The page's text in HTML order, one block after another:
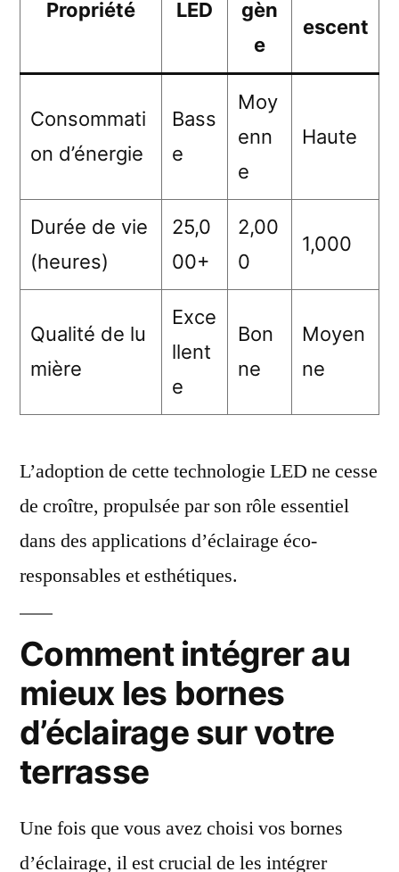
Propriété LED
gèn
e
escent
Consommati
on d’énergie
Bass
e
Moy
enn
e
Haute
Durée de vie
(heures)
25,0
00+
2,00
0
1,000
Qualité de lu
mière
Exce
llent
e
Bon
ne
Moyen
ne
L’adoption de cette technologie LED ne cesse
de croître, propulsée par son rôle essentiel
dans des applications d’éclairage éco-
responsables et esthétiques.
Comment intégrer au
mieux les bornes
d’éclairage sur votre
terrasse
Une fois que vous avez choisi vos bornes
d’éclairage, il est crucial de les intégrer